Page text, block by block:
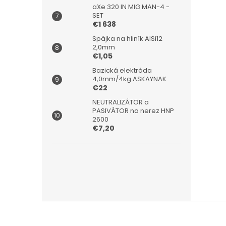
aXe 320 IN MIG MAN-4 -
SET
€1 638
Spájka na hliník AlSi12
2,0mm
€1,05
Bazická elektróda
4,0mm/4kg ASKAYNAK
€22
NEUTRALIZÁTOR a
PASIVÁTOR na nerez HNP
2600
€7,20